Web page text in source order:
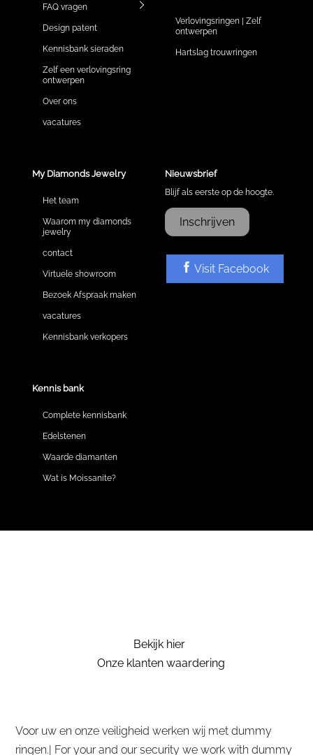
FAQ vragen
Design patent
Kennisbank sieraden
Zelf een verlovingsring
ontwerpen
Over ons
vacatures
Verlovingsringen | Zelf
ontwerpen
Hartslag trouwringen
My Diamonds Jewelry
Het team
Waarom my diamonds
jewelry
contact
Virtuele showroom
Bezoek Afspraak maken
vacatures
Kennisbank verkopers
Kennis bank
Complete kennisbank
Edelstenen
Waarde diamanten
Wat is Moissanite?
Nieuwsbrief
Blijf als eerste op de hoogte.
Inschrijven
Visit Facebook
Bekijk hier
Onze klanten waardering
Voor uw en onze veiligheid werken wij met dummy
ringen.| For your and our security we work with dummy